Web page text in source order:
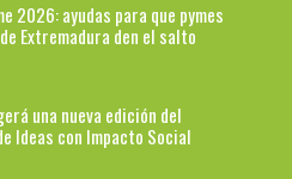
2026: ayudas para que pymes
Extremadura den el salto
una nueva edición del
Ideas con Impacto Social